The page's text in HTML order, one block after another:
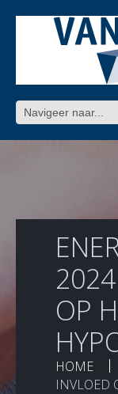
OP
HOME
INVLOED